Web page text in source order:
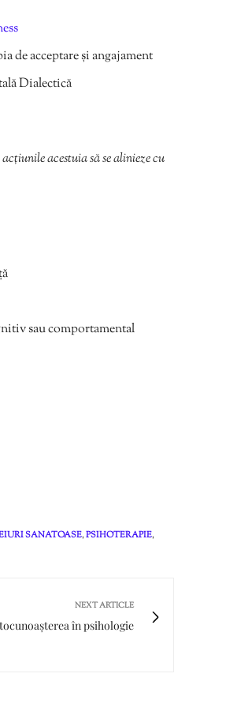
de acceptare și angajament
Dialectică
acestuia să se alinieze cu
sau comportamental
SANATOASE,PSIHOTERAPIE,
NEXT ARTICLE
în psihologie